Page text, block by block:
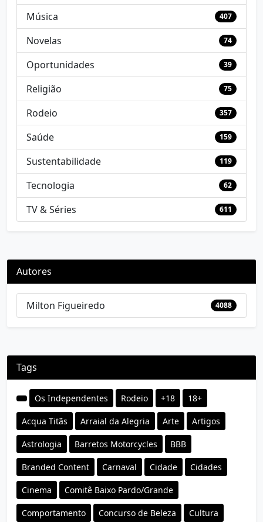
Música 407
Novelas 74
Oportunidades 39
Religião 75
Rodeio 357
Saúde 159
Sustentabilidade 119
Tecnologia 62
TV & Séries 611
Autores
Milton Figueiredo 4088
Tags
Os Independentes Rodeio +18 18+
Acqua Titãs Arraial da Alegria Arte Artigos
Astrologia Barretos Motorcycles BBB
Branded Content Carnaval Cidade Cidades
Cinema Comitê Baixo Pardo/Grande
Comportamento Concurso de Beleza Cultura